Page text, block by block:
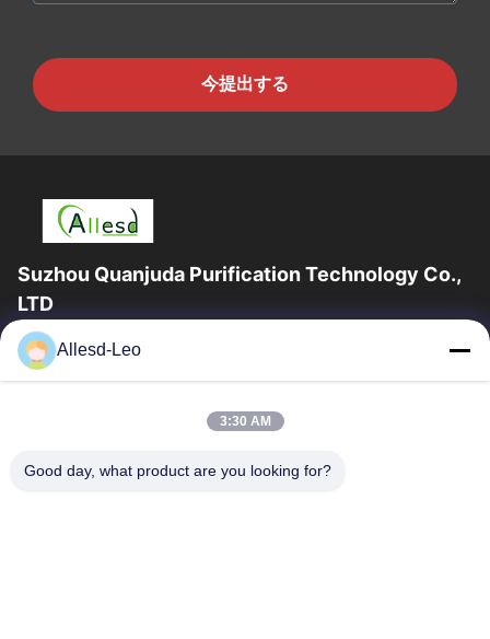
今提出する
Suzhou Quanjuda Purification Technology Co.,
LTD
ESDの一流の製造業者として16years経験、そして輸出業者及びク
リーンルーム プロダクト、私達はESDの実線を及びクリーンルー
家
製品
Allesd-Leo
3:30 AM
Good day, what product are you looking for?